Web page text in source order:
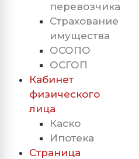
перевозчика
Страхование
имущества
ОСОПО
ОСГОП
Кабинет
физического
лица
Каско
Ипотека
Страница